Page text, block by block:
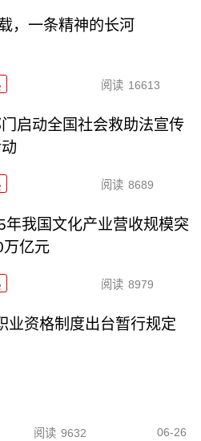
，一条精神的长河
阅读 16613
启动全国社会救助法宣传
阅读 8689
年我国文化产业营收规模突
万亿元
阅读 8979
业资格制度出台暂行规定
阅读 9632 06-26